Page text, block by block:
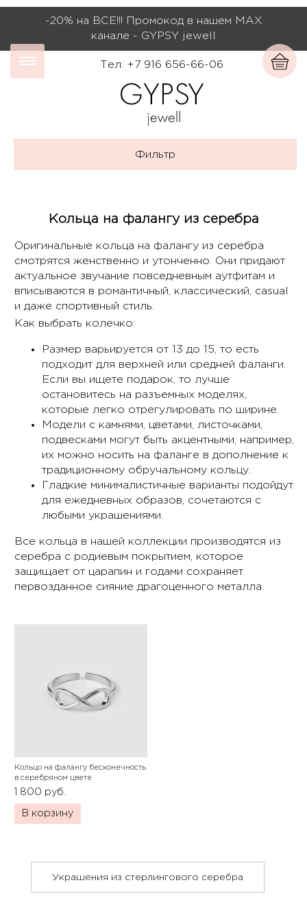
-20% на ВСЕ!!! Промокод в нашем МАХ
канале - GYPSY jewell
Тел: +7 916 656-66-06
Фильтр
Кольца на фалангу из серебра
Оригинальные кольца на фалангу из серебра
смотрятся женственно и утонченно. Они придают
актуальное звучание повседневным аутфитам и
вписываются в романтичный, классический, casual
и даже спортивный стиль.
Как выбрать колечко:
Размер варьируется от 13 до 15, то есть
подходит для верхней или средней фаланги.
Если вы ищете подарок, то лучше
остановитесь на разъемных моделях,
которые легко отрегулировать по ширине.
Модели с камнями, цветами, листочками,
подвесками могут быть акцентными, например,
их можно носить на фаланге в дополнение к
традиционному обручальному кольцу.
Гладкие минималистичные варианты подойдут
для ежедневных образов, сочетаются с
любыми украшениями.
Все кольца в нашей коллекции производятся из
серебра с родиевым покрытием, которое
защищает от царапин и годами сохраняет
первозданное сияние драгоценного металла.
Кольцо на фалангу бесконечность
в серебряном цвете
1 800 руб.
В корзину
Украшения из стерлингового серебра